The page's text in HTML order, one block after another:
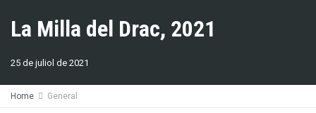
La Milla del Drac, 2021
25 de juliol de 2021
Home General